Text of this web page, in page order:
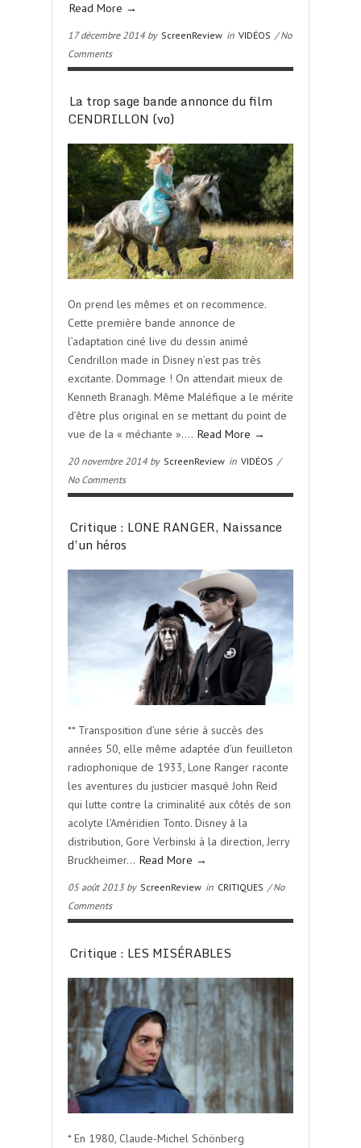
Read More →
17 décembre 2014 by ScreenReview in VIDÉOS / No
Comments
La trop sage bande annonce du film
CENDRILLON (vo)
On prend les mêmes et on recommence.
Cette première bande annonce de
l’adaptation ciné live du dessin animé
Cendrillon made in Disney n’est pas très
excitante. Dommage ! On attendait mieux de
Kenneth Branagh. Même Maléfique a le mérite
d’être plus original en se mettant du point de
vue de la « méchante »…. Read More →
20 novembre 2014 by ScreenReview in VIDÉOS /
No Comments
Critique : LONE RANGER, Naissance
d’un héros
** Transposition d’une série à succès des
années 50, elle même adaptée d’un feuilleton
radiophonique de 1933, Lone Ranger raconte
les aventures du justicier masqué John Reid
qui lutte contre la criminalité aux côtés de son
acolyte l’Améridien Tonto. Disney à la
distribution, Gore Verbinski à la direction, Jerry
Bruckheimer… Read More →
05 août 2013 by ScreenReview in CRITIQUES / No
Comments
Critique : LES MISÉRABLES
* En 1980, Claude-Michel Schönberg